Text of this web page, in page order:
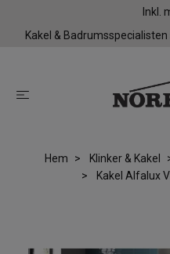
Inkl.
Kakel &
Hem Klinker & Kakel
Kakel Alfalux